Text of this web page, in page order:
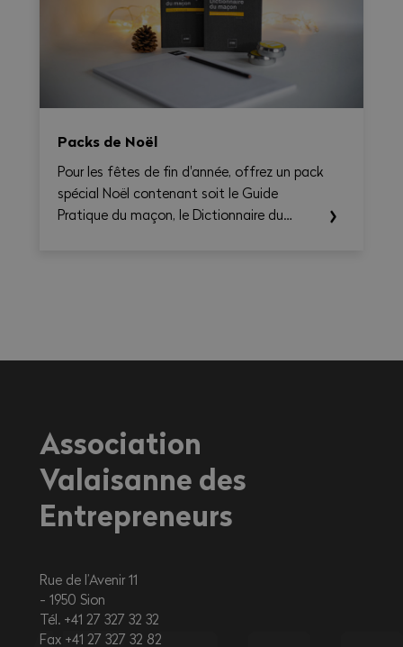
Packs de Noël
Pour les fêtes de fin d'année, offrez un pack
spécial Noël contenant soit le Guide
Pratique du maçon, le Dictionnaire du
Association
Valaisanne des
Entrepreneurs
Rue de l’Avenir 11
1950 Sion
Tél. +41 27 327 32 32
Fax +41 27 327 32 82